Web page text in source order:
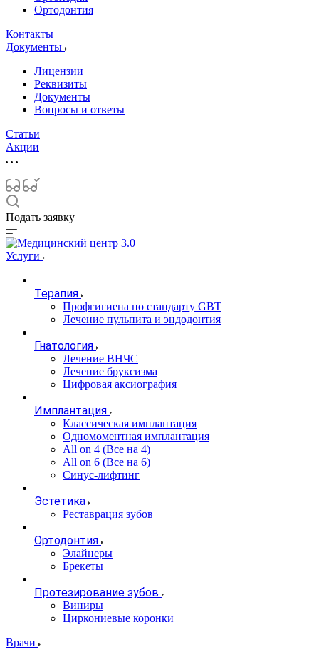
Ортодонтия
Контакты
Документы
Лицензии
Реквизиты
Документы
Вопросы и ответы
Статьи
Акции
Подать заявку
Услуги
Терапия
Профгигиена по стандарту GBT
Лечение пульпита и эндодонтия
Гнатология
Лечение ВНЧС
Лечение бруксизма
Цифровая аксиография
Имплантация
Классическая имплантация
Одномоментная имплантация
All on 4 (Все на 4)
All on 6 (Все на 6)
Синус-лифтинг
Эстетика
Реставрация зубов
Ортодонтия
Элайнеры
Брекеты
Протезирование зубов
Виниры
Циркониевые коронки
Врачи